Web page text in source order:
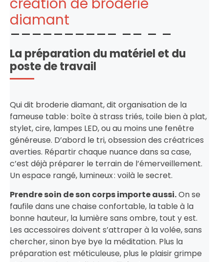
diamant
La préparation du matériel et du
poste de travail
Qui dit broderie diamant, dit organisation de la
fameuse table : boîte à strass triés, toile bien à plat,
stylet, cire, lampes LED, ou au moins une fenêtre
généreuse. D’abord le tri, obsession des créatrices
averties. Répartir chaque nuance dans sa case,
c’est déjà préparer le terrain de l’émerveillement.
Un espace rangé, lumineux : voilà le secret.
Prendre soin de son corps importe aussi.On se
faufile dans une chaise confortable, la table à la
bonne hauteur, la lumière sans ombre, tout y est.
Les accessoires doivent s’attraper à la volée, sans
chercher, sinon bye bye la méditation. Plus la
préparation est méticuleuse, plus le plaisir grimpe